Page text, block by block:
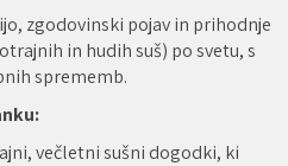
zgodovinski pojav in prihodnje
in hudih suš) po svetu, s
sprememb.
večletni sušni dogodki, ki